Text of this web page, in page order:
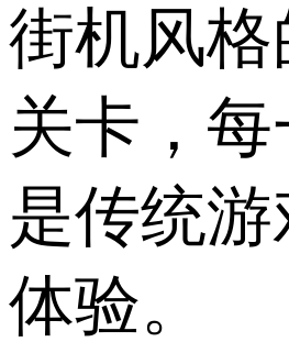
街机风格
关卡，
是传统
体验。